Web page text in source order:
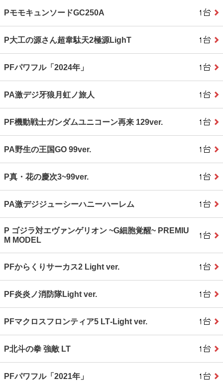
PモモキュンソードGC250A
P大工の源さん超韋駄天2極源LighT
PFパワフル「2024年」
PA激デジ牙狼月虹ノ旅人
PF機動戦士ガンダムユニコーン再来 129ver.
PA野生の王国GO 99ver.
P真・花の慶次3~99ver.
PA激デジジューシーハニーハーレム
P ゴジラ対エヴァンゲリオン ~G細胞覚醒~ PREMIU
M MODEL
PFからくりサーカス2 Light ver.
PF炎炎ノ消防隊Light ver.
PFマクロスフロンティア5 LT‐Light ver.
P北斗の拳 強敵 LT
PFパワフル「2021年」